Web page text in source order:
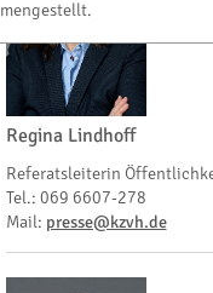
Regina Lindhoff
Referatsleiterin
Tel.: 069 6607-278
Mail: presse@kzvh.de